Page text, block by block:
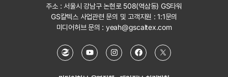
주소 : 서울시 강남구 논현로 508(역삼동) GS타워
GS칼텍스 사업관련 문의 및 고객지원 :1:1문의
미디어허브 문의 : yeah@gscaltex.com